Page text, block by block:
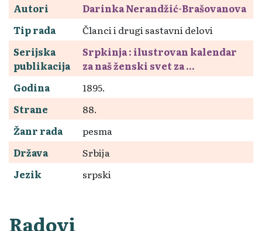
Autori
Darinka Nerandžić-Brašovanova
Tip rada
Članci i drugi sastavni delovi
Serijska
publikacija
Srpkinja : ilustrovan kalendar
za naš ženski svet za ...
Godina
1895.
Strane
88.
Žanr rada
pesma
Država
Srbija
Jezik
srpski
Radovi